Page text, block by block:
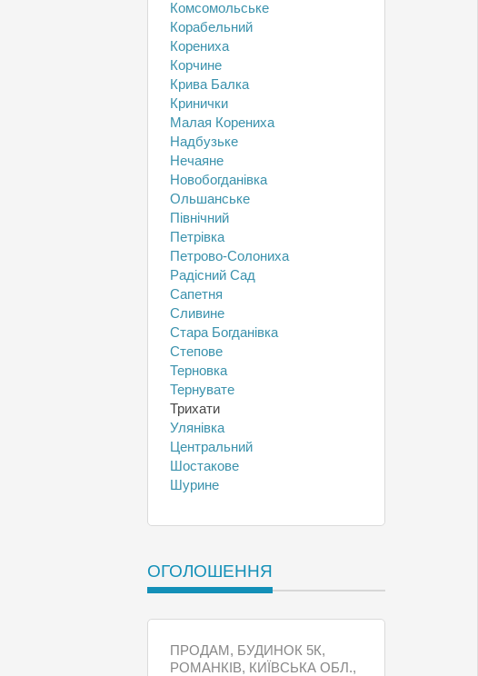
Комсомольське
Корабельний
Корениха
Корчине
Крива Балка
Кринички
Малая Корениха
Надбузьке
Нечаяне
Новобогданівка
Ольшанське
Північний
Петрівка
Петрово-Солониха
Радісний Сад
Сапетня
Сливине
Стара Богданівка
Степове
Терновка
Тернувате
Трихати
Улянівка
Центральний
Шостакове
Шурине
ОГОЛОШЕННЯ
ПРОДАМ, БУДИНОК 5К,
РОМАНКІВ, КИЇВСЬКА ОБЛ.,